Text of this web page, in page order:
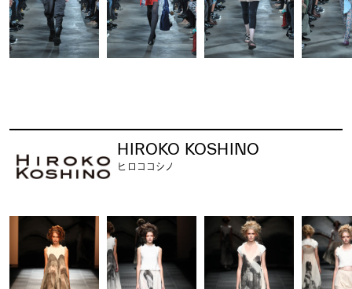
HIROKO KOSHINO
ヒロココシノ